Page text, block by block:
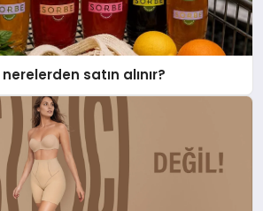
satın alınır?